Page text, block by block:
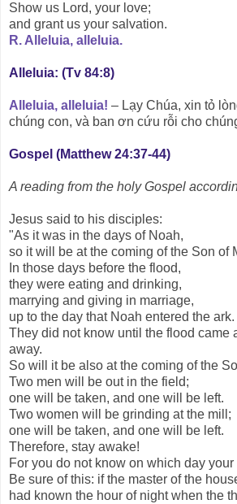
Show us Lord, your love;
and grant us your salvation.
R. Alleluia, alleluia.
Alleluia: (Tv 84:8)
Alleluia, alleluia! – Lạy Chúa, xin tỏ
chúng con, và ban ơn cứu rỗi cho
Gospel (Matthew 24:37-44)
A reading from the holy Gospel
Jesus said to his disciples:
"As it was in the days of Noah,
so it will be at the coming of the Son of
In those days before the flood,
they were eating and drinking,
marrying and giving in marriage,
up to the day that Noah entered the ark.
They did not know until the flood came
away.
So will it be also at the coming of the
Two men will be out in the field;
one will be taken, and one will be left.
Two women will be grinding at the mill;
one will be taken, and one will be left.
Therefore, stay awake!
For you do not know on which day
Be sure of this: if the master of the
had known the hour of night when the